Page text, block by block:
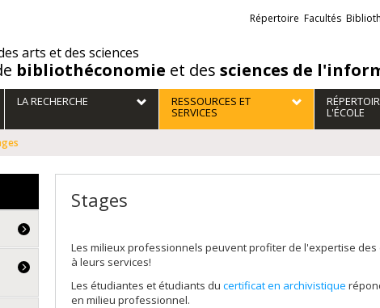
arts et des sciences
bibliothéconomie et des sciences de
Liens
externes
Répertoire Facultés
LA RECHERCHE RESSOURCES ET
SERVICES L'ÉCOLE
Stages
Les milieux professionnels peuvent profiter de l'expertise
à leurs services!
Les étudiantes et étudiants du certificat en archivistique
en milieu professionnel.